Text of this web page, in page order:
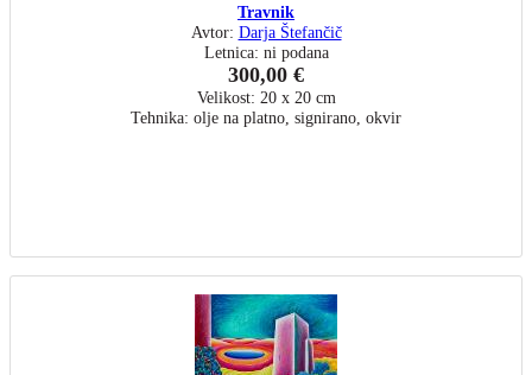
Travnik
Avtor: Darja Štefančič
Letnica: ni podana
300,00 €
Velikost: 20 x 20 cm
Tehnika: olje na platno, signirano, okvir